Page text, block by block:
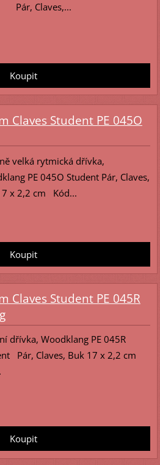
Pár, Claves,...
Claves Student PE 045O
velká rytmická dřívka,
PE 045O Student Pár, Claves,
x 2,2 cm Kód...
Claves Student PE 045R
dřívka, Woodklang PE 045R
Pár, Claves, Buk 17 x 2,2 cm